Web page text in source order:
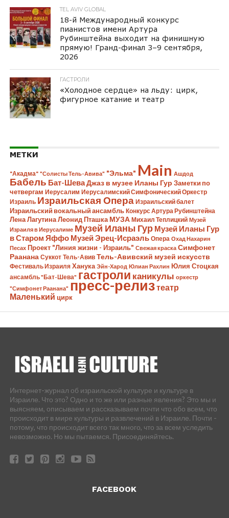
TEL AVIV GLOBAL
18-й Международный конкурс
пианистов имени Артура
Рубинштейна выходит на финишную
прямую! Гранд-финал 3–9 сентября,
2026
ГАСТРОЛИ
«Холодное сердце» на льду: цирк,
фигурное катание и театр
МЕТКИ
"Акадма" "Солисты Тель-Авива" "Эльма" Main Ашдод
Бабель Бат-ШеваДжаз в музее Иланы Гур Заметки по
четвергам Иерусалим Иерусалимский Симфонический Оркестр
Израиль Израильская Опера Израильский балет
Израильский вокальный ансамбль Конкурс Артура Рубинштейна
Лена Лагутина Леонид Пташка МУЗА Михаил Теплицкий Музей
Израиля в Иерусалиме Музей Иланы Гур Музей Иланы Гур
в Старом Яффо Музей Эрец-Исраэль Опера Охад Нахарин
Песах Проект "Линия жизни - Израиль" Свежая краска Симфонет
Раанана Суккот Тель-Авив Тель-Авивский музей искусств
Фестиваль Израиля Ханука Эйн-Харод Юлиан Рахлин Юлия Стоцкая
ансамбль "Бат-Шева" гастроли каникулы оркестр
"Симфонет Раанана" пресс-релизтеатр
Маленький цирк
Интернет-журнал об израильской культуре и культуре в
Израиле. Что это? Одно и то же или разные явления? Это мы и
выясняем, описываем и рассказываем почти что обо всем, что
происходит в мире культуры и развлечений в Израиле. Почти -
потому, что происходит всего так много, что за всем уследить
невозможно. Но мы пытаемся. Присоединяйтесь.
FACEBOOK